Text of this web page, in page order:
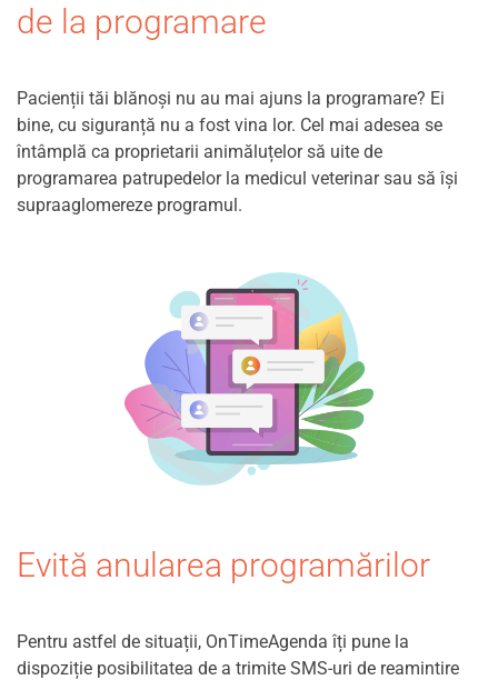
de la programare
Pacienții tăi blănoși nu au mai ajuns la programare? Ei
bine, cu siguranță nu a fost vina lor. Cel mai adesea se
întâmplă ca proprietarii animăluțelor să uite de
programarea patrupedelor la medicul veterinar sau să își
supraaglomereze programul.
Evită anularea programărilor
Pentru astfel de situații, OnTimeAgenda îți pune la
dispoziție posibilitatea de a trimite SMS-uri de reamintire